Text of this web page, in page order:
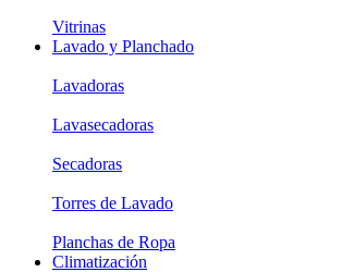
Vitrinas
Lavado y Planchado
Lavadoras
Lavasecadoras
Secadoras
Torres de Lavado
Planchas de Ropa
Climatización